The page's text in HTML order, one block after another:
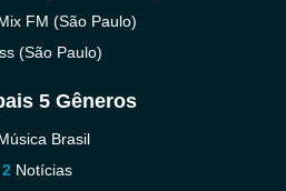
FM (São Paulo)
(São Paulo)
5 Gêneros
Brasil
Notícias